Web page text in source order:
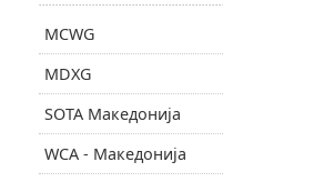
MCWG
MDXG
SOTA Македонија
WCA - Македонија